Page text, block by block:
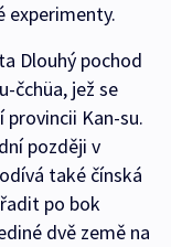
experimenty.
Dlouhý pochod
čchüa, jež se
provincii Kan-su.
později v
také čínská
po bok
dvě země na